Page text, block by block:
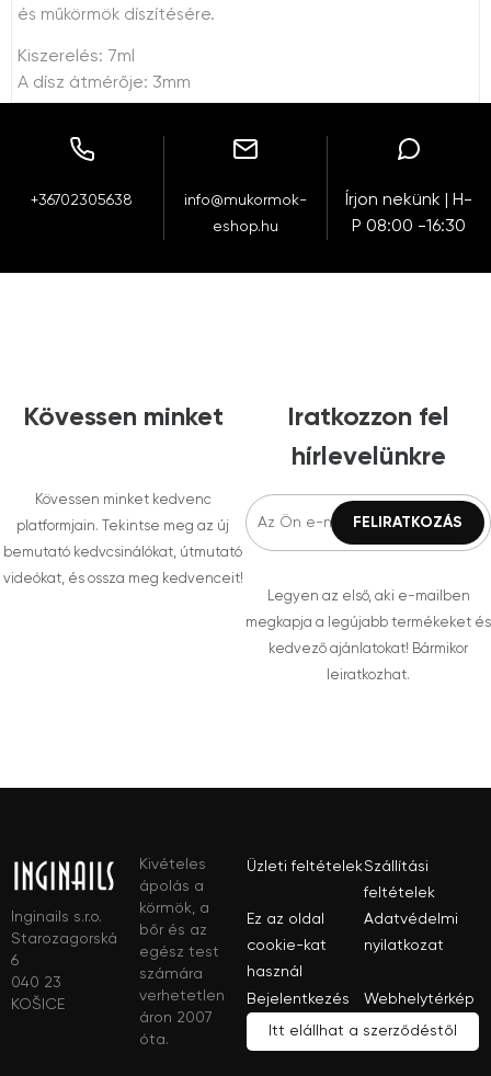
és műkörmök díszítésére.
Kiszerelés: 7ml
A dísz átmérője: 3mm
+36702305638
info@mukormok-
eshop.hu
Írjon nekünk | H-
P 08:00 -16:30
Kövessen minket
Kövessen minket kedvenc
platformjain. Tekintse meg az új
bemutató kedvcsinálókat, útmutató
videókat, és ossza meg kedvenceit!
Iratkozzon fel
hírlevelünkre
Legyen az első, aki e-mailben
megkapja a legújabb termékeket és
kedvező ajánlatokat! Bármikor
leiratkozhat.
Inginails s.r.o.
Starozagorská
6
040 23
KOŠICE
Kivételes
ápolás a
körmök, a
bőr és az
egész test
számára
verhetetlen
áron 2007
óta.
Üzleti feltételekSzállítási
feltételek
Ez az oldal
cookie-kat
használ
Adatvédelmi
nyilatkozat
Bejelentkezés Webhelytérkép
Itt elállhat a szerződéstől